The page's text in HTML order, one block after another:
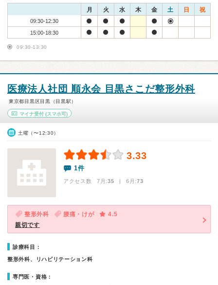
月 火 水 木 金 土 日 祝
09:30-12:30
15:00-18:30
09:30-13:30
医療法人社団 順永会 目黒さこだ整形外科
東京都目黒区目黒（目黒駅）
マイナ受付 (スマホ可)
土曜（〜12:30）
3.33
1件
アクセス数 7月:35 | 6月:73
整形外科 腰痛・けが
4.5
親切です
診療科目：
整形外科、リハビリテーション科
専門医・資格：